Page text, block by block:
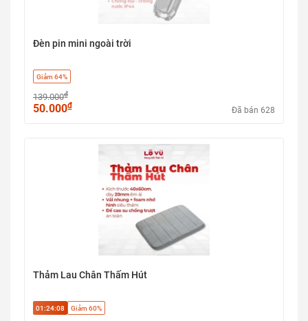
Đèn pin mini ngoài trời
Giảm 64%
139.000₫
50.000₫ Đã bán 628
Thảm Lau Chân Thấm Hút
01:24:07 Giảm 60%